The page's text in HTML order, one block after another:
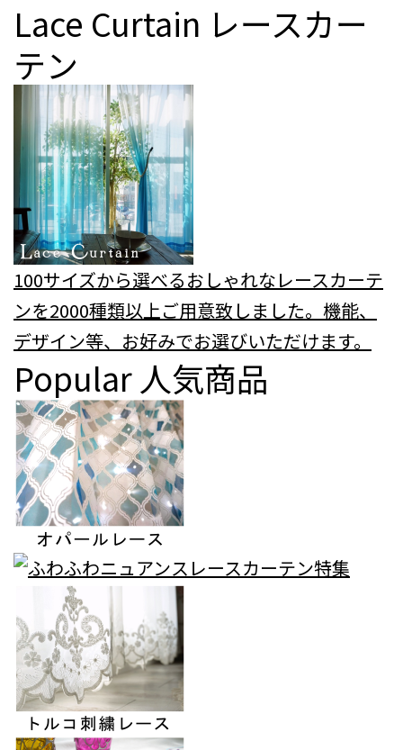
Lace Curtain レースカー
テン
100サイズから選べるおしゃれなレースカーテ
ンを2000種類以上ご用意致しました。機能、
デザイン等、お好みでお選びいただけます。
Popular 人気商品